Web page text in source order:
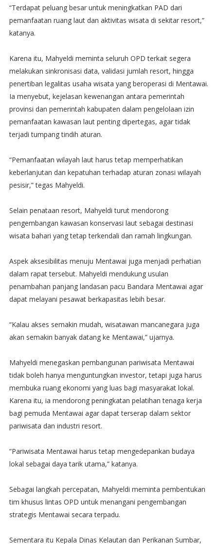
“Terdapat peluang besar untuk meningkatkan PAD dari
pemanfaatan ruang laut dan aktivitas wisata di sekitar resort,”
katanya.
Karena itu, Mahyeldi meminta seluruh OPD terkait segera
melakukan sinkronisasi data, validasi jumlah resort, hingga
penertiban legalitas usaha wisata yang beroperasi di Mentawai.
Ia menyebut, kejelasan kewenangan antara pemerintah
provinsi dan pemerintah kabupaten dalam pengelolaan izin
pemanfaatan kawasan laut penting dipertegas, agar tidak
terjadi tumpang tindih aturan.
“Pemanfaatan wilayah laut harus tetap memperhatikan
keberlanjutan dan kepatuhan terhadap aturan zonasi wilayah
pesisir,” tegas Mahyeldi.
Selain penataan resort, Mahyeldi turut mendorong
pengembangan kawasan konservasi laut sebagai destinasi
wisata bahari yang tetap terkendali dan ramah lingkungan.
Aspek aksesibilitas menuju Mentawai juga menjadi perhatian
dalam rapat tersebut. Mahyeldi mendukung usulan
penambahan panjang landasan pacu Bandara Mentawai agar
dapat melayani pesawat berkapasitas lebih besar.
“Kalau akses semakin mudah, wisatawan mancanegara juga
akan semakin banyak datang ke Mentawai,” ujarnya.
Mahyeldi menegaskan pembangunan pariwisata Mentawai
tidak boleh hanya menguntungkan investor, tetapi juga harus
membuka ruang ekonomi yang luas bagi masyarakat lokal.
Karena itu, ia mendorong peningkatan pelatihan tenaga kerja
bagi pemuda Mentawai agar dapat terserap dalam sektor
pariwisata dan industri resort.
“Pariwisata Mentawai harus tetap mengedepankan budaya
lokal sebagai daya tarik utama,” katanya.
Sebagai langkah percepatan, Mahyeldi meminta pembentukan
tim khusus lintas OPD untuk menangani pengembangan
strategis Mentawai secara terpadu.
Sementara itu Kepala Dinas Kelautan dan Perikanan Sumbar,